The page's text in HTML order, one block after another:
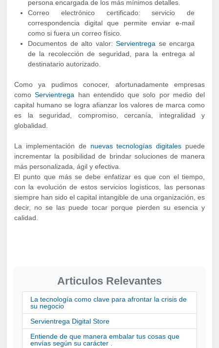
persona encargada de los más mínimos detalles.
Correo electrónico certificado: servicio de
correspondencia digital que permite enviar e-mail
como si fuera un correo físico.
Documentos de alto valor: Servientrega se encarga
de la recolección de seguridad, para la entrega al
destinatario autorizado.
Como ya pudimos conocer, afortunadamente empresas
como Servientrega han entendido que solo por medio del
capital humano se logra afianzar los valores de marca como
es la seguridad, compromiso, cercanía, integralidad y
globalidad.
La implementación de nuevas tecnologías digitales puede
incrementar la posibilidad de brindar soluciones de manera
más personalizada, ágil y efectiva.
El punto que más se debe enfatizar es que con el tiempo,
con la evolución de estos servicios logísticos, las personas
siempre han sido el capital intangible de una organización, es
decir, no se las puede tocar porque pierden su esencia y
calidad.
Articulos Relevantes
La tecnología como clave para afrontar la crisis de
su negocio
Servientrega Digital Store
Entiende de que manera embalar tus cosas que
envías según su carácter .